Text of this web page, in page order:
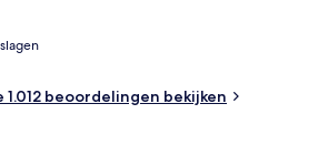
rekenen. Andere reizigers
vanwege het behulpzame personeel
ligt op korte loopafstand van
minuten loop je naar Station Overamstel.
1.012 beoordelingen bekijken